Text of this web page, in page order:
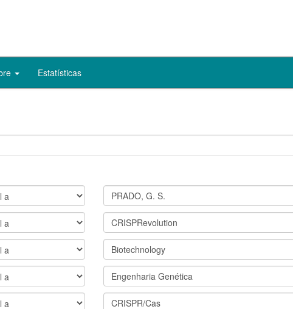
Estatísticas